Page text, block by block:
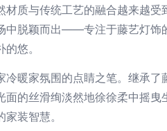
材质与传统工艺的融合越来越
中脱颖而出——专注于藤艺灯饰
悠。
冷暖家氛围的点睛之笔。继承
面的丝滑绚淡然地徐徐柔中摇
装智慧。